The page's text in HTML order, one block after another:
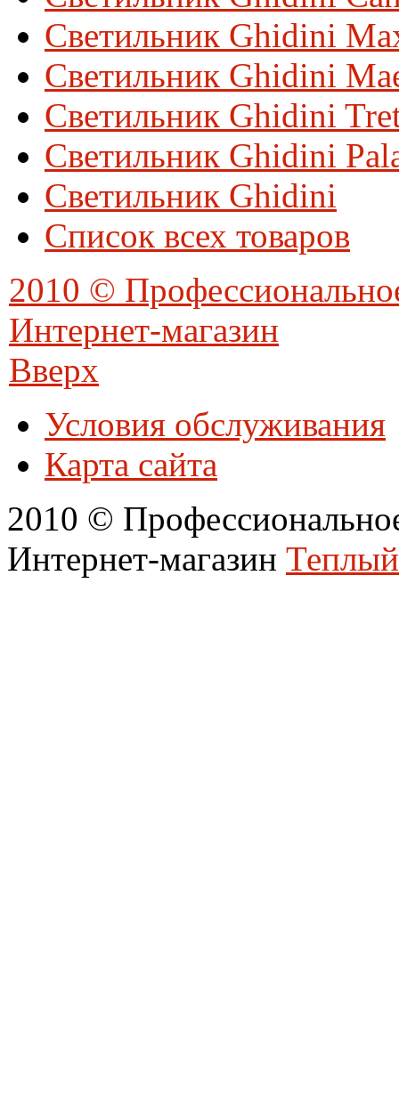
Светильник Ghidini
Светильник Ghidini
Светильник Ghidini
Светильник Ghidini
Светильник Ghidini
Список всех товаров
2010 ©
Интернет-магазин
Вверх
Условия обслуживания
Карта сайта
2010 ©
Интернет-магазин